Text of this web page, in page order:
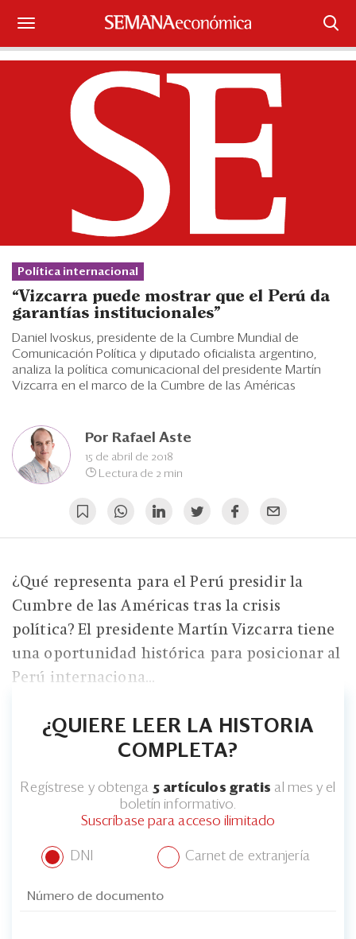
Suscríbase
Iniciar sesión
Portada
¿Qué está pasando?
Sectores y Empresas
Management
Economía y Finanzas
Legal y Política
Eventos
Blogs
Ranking CEO
Edición Impresa
Política internacional
“Vizcarra puede mostrar que el Perú da
garantías institucionales”
Daniel Ivoskus, presidente de la Cumbre Mundial de
Comunicación Política y diputado oficialista argentino,
analiza la política comunicacional del presidente Martín
Vizcarra en el marco de la Cumbre de las Américas
Por Rafael Aste
15 de abril de 2018
Lectura de 2 min
¿Qué representa para el Perú presidir la
Cumbre de las Américas tras la crisis
política? El presidente Martín Vizcarra tiene
una oportunidad histórica para posicionar al
Perú internaciona...
¿QUIERE LEER LA HISTORIA
COMPLETA?
Regístrese y obtenga 5 artículos gratis al mes y el
boletín informativo.
Suscríbase para acceso ilimitado
DNI Carnet de extranjería